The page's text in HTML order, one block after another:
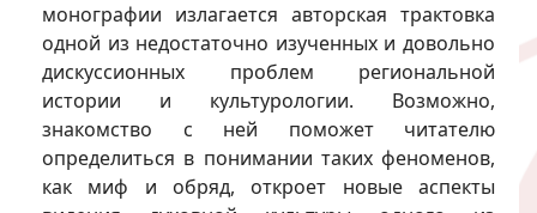
монографии излагается авторская трактовка
одной из недостаточно изученных и довольно
дискуссионных проблем региональной
истории и культурологии. Возможно,
знакомство с ней поможет читателю
определиться в понимании таких феноменов,
как миф и обряд, откроет новые аспекты